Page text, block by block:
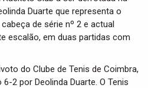
Duarte que representa o
de série nº 2 e actual
escalão, em duas partidas com
do Clube de Tenis de Coimbra,
2 por Deolinda Duarte. O Tenis